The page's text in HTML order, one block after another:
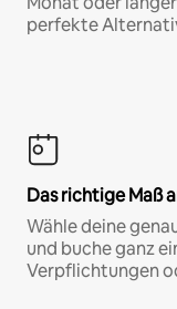
perfekte
Das richtige Maß
Wähle deine
und buche ganz
Verpflichtungen